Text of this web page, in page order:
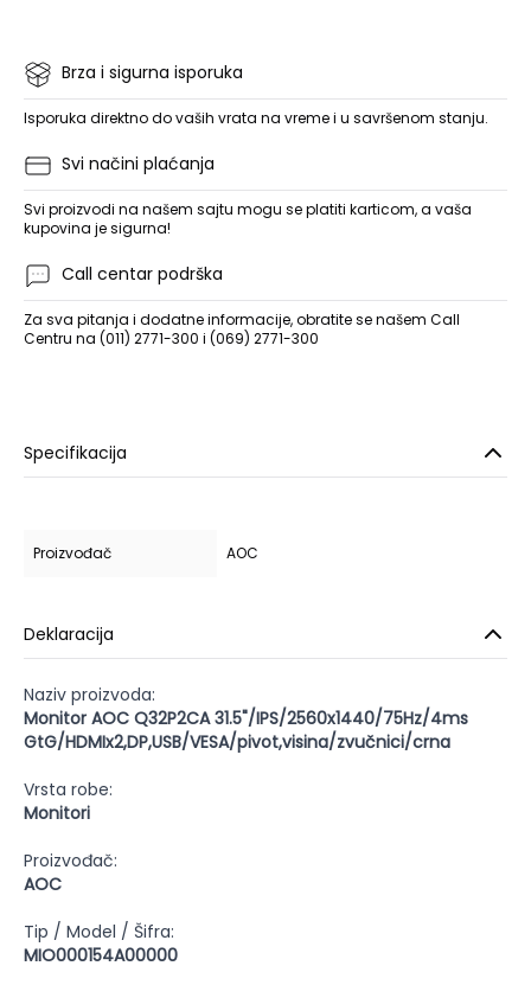
Brza i sigurna isporuka
Isporuka direktno do vaših vrata na vreme i u savršenom stanju.
Svi načini plaćanja
Svi proizvodi na našem sajtu mogu se platiti karticom, a vaša
kupovina je sigurna!
Call centar podrška
Za sva pitanja i dodatne informacije, obratite se našem Call
Centru na (011) 2771-300 i (069) 2771-300
Specifikacija
Proizvođač AOC
Deklaracija
Naziv proizvoda:
Monitor AOC Q32P2CA 31.5"/IPS/2560x1440/75Hz/4ms
GtG/HDMIx2,DP,USB/VESA/pivot,visina/zvučnici/crna
Vrsta robe:
Monitori
Proizvođač:
AOC
Tip / Model / Šifra:
MIO000154A00000